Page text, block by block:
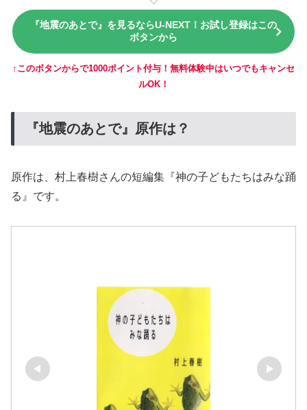
『地震のあとで』を見るならU-NEXT！お試し登録はこの
ボタンから
↑このボタンからで1000ポイント付与！無料体験中はいつでもキャンセ
ルOK！
『地震のあとで』原作は？
原作は、村上春樹さんの短編集『神の子どもたちはみな踊
る』です。